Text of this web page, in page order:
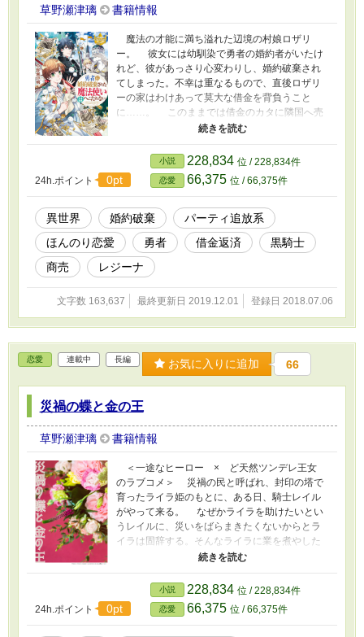
草野瀬津璃 書籍情報
魔法の才能に満ち溢れた辺境の村娘ロザリ
ー。 彼女には幼馴染で勇者の婚約者がいたけ
れど、彼があっさり心変わりし、婚約破棄され
てしまった。不幸は重なるもので、直後ロザリ
ーの家はわけあって莫大な借金を背負うこと
に……。 このままでは借金のカタに隣国へ売
られる！ とロザリーは一念発起して上京し、
商売を始める。 そんな中、彼女は流行病の人
を助けたことをきっかけに勇者に恨みを持つ元
騎士様と協力関係を結ぶ。 彼とともに様々な
金策に励むロザリーだが、勇者の邪魔が入った
り、超強力な魔物が現れたりと 完済までの道は
前途多難で――!?
24h.ポイント 0pt
小説 228,834 位 / 228,834件
恋愛 66,375 位 / 66,375件
異世界 婚約破棄
パーティ追放系
ほんのり恋愛
勇者 借金返済
黒騎士
商売
レジーナ
文字数 163,637 最終更新日 2019.12.01 登録日 2018.07.06
恋愛 連載中 長編 お気に入りに追加 66
災禍の蝶と金の王
草野瀬津璃 書籍情報
＜一途なヒーロー × ど天然ツンデレ王女
のラブコメ＞ 災禍の民と呼ばれ、封印の塔で
育ったライラ姫のもとに、ある日、騎士レイル
がやって来る。 なぜかライラを助けたいとい
うレイルに、災いをばらまきたくないからとラ
イラは固辞する。そんなライラに業を煮やした
レイルはこう言い放つ。 「では一ヶ月、ルーム
メイトとして過ごして、私に何も問題なかった
ら塔を出ていただきます。約束ですよ！」
「私、約束なんてしてないわよ！ いいから、
出て行きなさい、この悪魔！」 こうしてライ
ラとレイルの攻防が始まる。 ※なろうさんに
24h.ポイント 0pt
小説 228,834 位 / 228,834件
恋愛 66,375 位 / 66,375件